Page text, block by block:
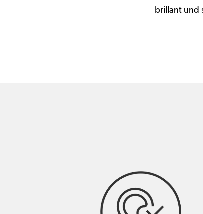
brillant und